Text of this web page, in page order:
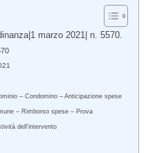
marzo 2021| n. 5570.
– Condomino – Anticipazione spese
– Rimborso spese – Prova
dell’intervento